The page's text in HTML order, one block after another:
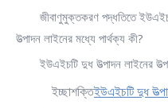
জীবাণুমুক্তকরণ পদ্ধতিতে
উত্পাদন লাইনের মধ্যে পার্থক্য কী?
ইউএইচটি দুধ উত্পাদন লাইনের
ইচ্ছাশক্তিইউএইচটি দুধ